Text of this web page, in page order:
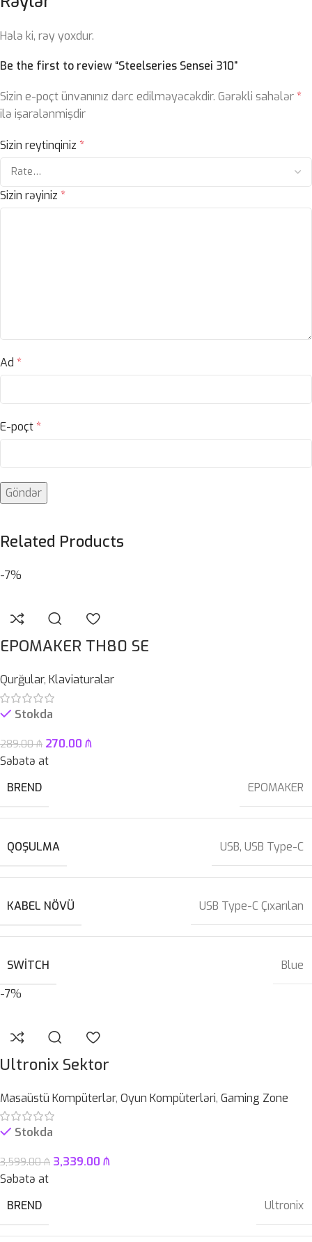
Hələ ki, rəy yoxdur.
Be the first to review “Steelseries Sensei 310”
Sizin e-poçt ünvanınız dərc edilməyəcəkdir. Gərəkli sahələr*
ilə işarələnmişdir
Sizin reytinqiniz *
Sizin rəyiniz *
Ad *
E-poçt*
Related Products
-7%
EPOMAKER TH80 SE
Qurğular, Klaviaturalar
Stokda
289.00₼ 270.00 ₼
Səbətə at
BREND
EPOMAKER
QOŞULMA USB, USB Type-C
KABEL NÖVÜ USB Type-C Çıxarılan
SWITCH
Blue
-7%
Ultronix Sektor
Masaüstü Kompüterlər, Oyun Kompüterləri, Gaming Zone
Stokda
3,599.00₼ 3,339.00 ₼
Səbətə at
BREND
Ultronix